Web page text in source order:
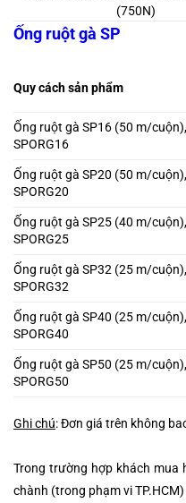
(750N)
Ống ruột gà SP
Quy cách sản phẩm
Ống ruột gà SP16 (50 m/cuộn),
SPORG16
Ống ruột gà SP20 (50 m/cuộn),
SPORG20
Ống ruột gà SP25 (40 m/cuộn),
SPORG25
Ống ruột gà SP32 (25 m/cuộn),
SPORG32
Ống ruột gà SP40 (25 m/cuộn),
SPORG40
Ống ruột gà SP50 (25 m/cuộn),
SPORG50
Ghi chú: Đơn giá trên không
Trong trường hợp khách mua
chành (trong phạm vi